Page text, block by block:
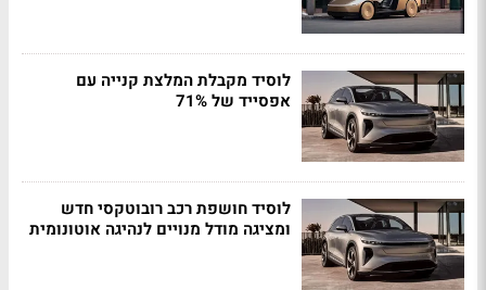
לוסיד מקבלת המלצת קנייה עם
אפסייד של 71%
לוסיד חושפת רכב רובוטקסי חדש
ומציגה מודל מנויים לנהיגה אוטונומית